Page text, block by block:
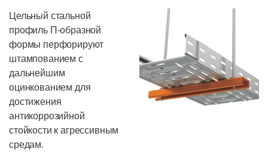
Цельный стальной
профиль П-образной
формы перфорируют
штампованием с
дальнейшим
оцинкованием для
достижения
антикоррозийной
стойкости к агрессивным
средам.